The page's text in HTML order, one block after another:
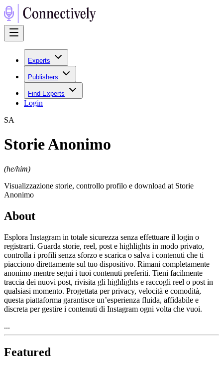
Experts
Publishers
Find Experts
Login
SA
Storie Anonimo
(he/him)
Visualizzazione storie, controllo profilo e download at Storie
Anonimo
About
Esplora Instagram in totale sicurezza senza effettuare il login o
registrarti. Guarda storie, reel, post e highlights in modo privato,
controlla i profili senza sforzo e scarica o salva i contenuti che ti
piacciono direttamente sul tuo dispositivo. Rimani completamente
anonimo mentre segui i tuoi contenuti preferiti. Tieni facilmente
traccia dei nuovi post, rivisita gli highlights e raccogli reel o post in
qualsiasi momento. Progettata per privacy, velocità e comodità,
questa piattaforma garantisce un’esperienza fluida, affidabile e
discreta per gestire i contenuti di Instagram ogni volta che vuoi.
...
Featured